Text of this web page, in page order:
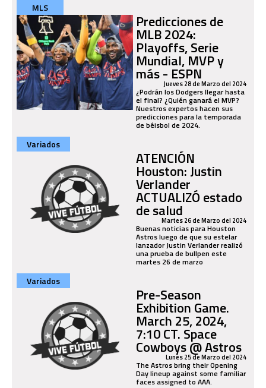
MLS
Predicciones de
MLB 2024:
Playoffs, Serie
Mundial, MVP y
más - ESPN
Jueves 28 de Marzo del 2024
¿Podrán los Dodgers llegar hasta
el final? ¿Quién ganará el MVP?
Nuestros expertos hacen sus
predicciones para la temporada
de béisbol de 2024.
Variados
ATENCIÓN
Houston: Justin
Verlander
ACTUALIZÓ estado
de saludMartes 26 de Marzo del 2024
Buenas noticias para Houston
Astros luego de que su estelar
lanzador Justin Verlander realizó
una prueba de bullpen este
martes 26 de marzo
Variados
Pre-Season
Exhibition Game.
March 25, 2024,
7:10 CT. Space
Cowboys @ Astros
Lunes 25 de Marzo del 2024
The Astros bring their Opening
Day lineup against some familiar
faces assigned to AAA.